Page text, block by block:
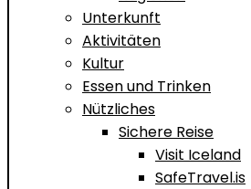
Unterkunft
Aktivitäten
Kultur
Essen und Trinken
Nützliches
Sichere Reise
Visit Iceland
SafeTravel.is